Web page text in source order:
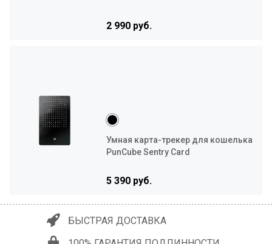
2 990 руб.
Умная карта-трекер для кошелька
PunCube Sentry Card
5 390 руб.
БЫСТРАЯ ДОСТАВКА